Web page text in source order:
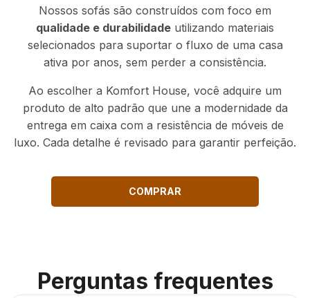
Nossos sofás são construídos com foco em
qualidade e durabilidade utilizando materiais
selecionados para suportar o fluxo de uma casa
ativa por anos, sem perder a consistência.
Ao escolher a Komfort House, você adquire um
produto de alto padrão que une a modernidade da
entrega em caixa com a resistência de móveis de
luxo. Cada detalhe é revisado para garantir perfeição.
COMPRAR
Perguntas frequentes